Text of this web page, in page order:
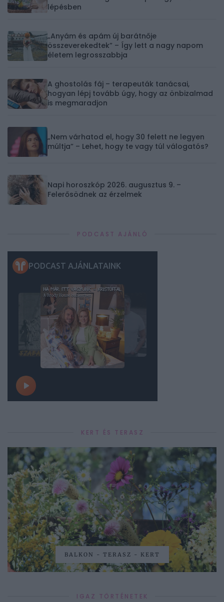
lépésben
„Anyám és apám új barátnője
összeverekedtek” – Így lett a nagy napom
életem legrosszabbja
A ghostolás fáj – terapeuták tanácsai,
hogyan lépj tovább úgy, hogy az önbizalmad
is megmaradjon
„Nem várhatod el, hogy 30 felett ne legyen
múltja” – Lehet, hogy te vagy túl válogatós?
Napi horoszkóp 2026. augusztus 9. –
Felerősödnek az érzelmek
PODCAST AJÁNLÓ
KERT ÉS TERASZ
BALKON - TERASZ - KERT
IGAZ TÖRTÉNETEK